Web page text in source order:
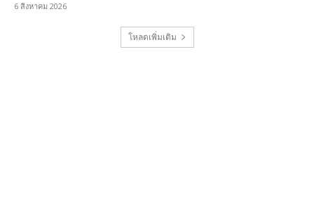
6 สิงหาคม 2026
โหลดเพิ่มเติม